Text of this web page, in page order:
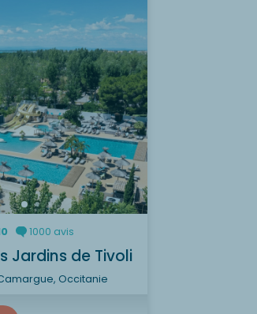
1000 avis
Jardins de Tivoli
Occitanie